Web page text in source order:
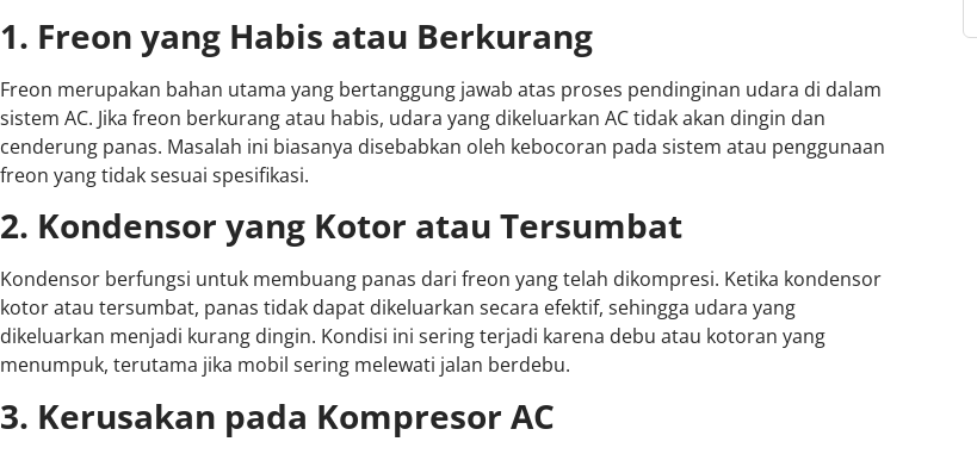
1. Freon yang Habis atau Berkurang
Freon merupakan bahan utama yang bertanggung jawab atas proses pendinginan udara di dalam
sistem AC. Jika freon berkurang atau habis, udara yang dikeluarkan AC tidak akan dingin dan
cenderung panas. Masalah ini biasanya disebabkan oleh kebocoran pada sistem atau penggunaan
freon yang tidak sesuai spesifikasi.
2. Kondensor yang Kotor atau Tersumbat
Kondensor berfungsi untuk membuang panas dari freon yang telah dikompresi. Ketika kondensor
kotor atau tersumbat, panas tidak dapat dikeluarkan secara efektif, sehingga udara yang
dikeluarkan menjadi kurang dingin. Kondisi ini sering terjadi karena debu atau kotoran yang
menumpuk, terutama jika mobil sering melewati jalan berdebu.
3. Kerusakan pada Kompresor AC